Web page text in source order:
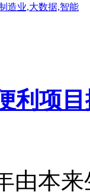
造业,大数据,智能
利项
由本